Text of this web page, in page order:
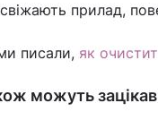
прилад,
писали, як
можуть